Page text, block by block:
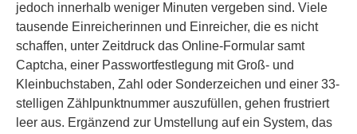
jedoch innerhalb weniger Minuten vergeben sind. Viele
tausende Einreicherinnen und Einreicher, die es nicht
schaffen, unter Zeitdruck das Online-Formular samt
Captcha, einer Passwortfestlegung mit Groß- und
Kleinbuchstaben, Zahl oder Sonderzeichen und einer 33-
stelligen Zählpunktnummer auszufüllen, gehen frustriert
leer aus. Ergänzend zur Umstellung auf ein System, das